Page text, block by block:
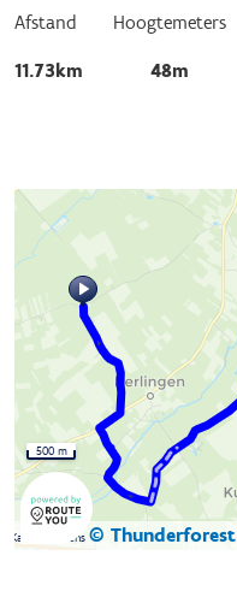
Afstand
11.73km
Hoogtemeters
48m
Kaartgegevens © Thunderforest
500 m